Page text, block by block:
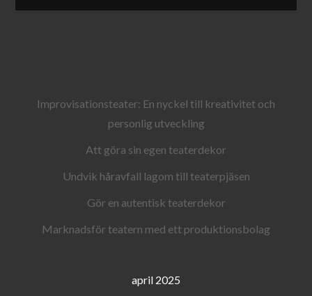
Improvisationsteater: En nyckel till kreativitet och
personlig utveckling
Att göra sin egen teaterdekor
Undvik håravfall lagom till teaterpjäsen
Gör en autentisk teaterdekor
Marknadsför teatern med ett produktionsbolag
april 2025